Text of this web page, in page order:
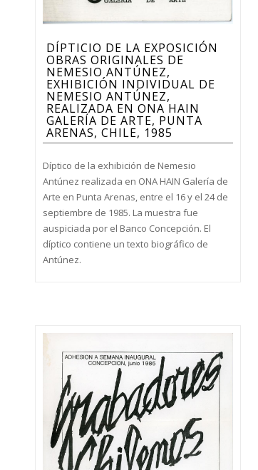
DÍPTICIO DE LA EXPOSICIÓN
OBRAS ORIGINALES DE
NEMESIO ANTÚNEZ,
EXHIBICIÓN INDIVIDUAL DE
NEMESIO ANTÚNEZ,
REALIZADA EN ONA HAIN
GALERÍA DE ARTE, PUNTA
ARENAS, CHILE, 1985
Díptico de la exhibición de Nemesio
Antúnez realizada en ONA HAIN Galería de
Arte en Punta Arenas, entre el 16 y el 24 de
septiembre de 1985. La muestra fue
auspiciada por el Banco Concepción. El
díptico contiene un texto biográfico de
Antúnez.